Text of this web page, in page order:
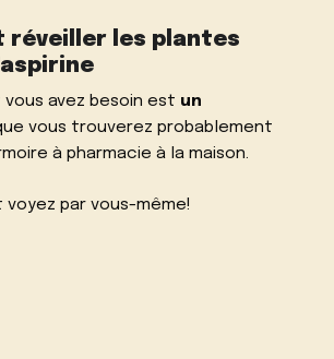
réveiller les plantes
avez besoin est un
vous trouverez probablement
à pharmacie à la maison.
voyez par vous-même!